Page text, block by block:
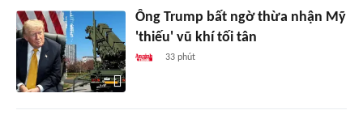
Ông Trump bất ngờ thừa nhận Mỹ
'thiếu' vũ khí tối tân
33 phút